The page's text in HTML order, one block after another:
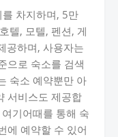
차지하며, 5만
텔, 모텔, 펜션, 게
공하며, 사용자는
으로 숙소를 검색
숙소 예약뿐만 아
서비스도 제공합
기어때를 통해 숙
에 예약할 수 있어